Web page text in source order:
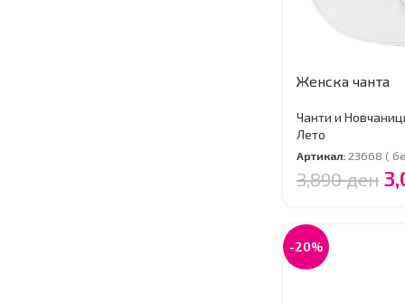
Женска чанта
Чанти и
Лето
Артикал:23668 (
3,890ден
-20%